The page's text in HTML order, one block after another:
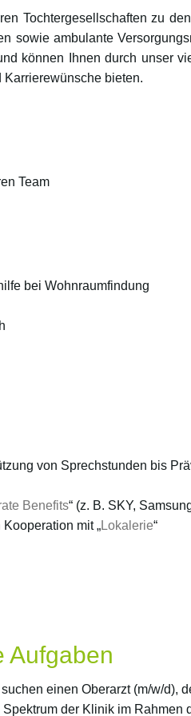
Tochtergesellschaften zu
sowie ambulante
können Ihnen durch unser
bieten.
Team
bei Wohnraumfindung
von Sprechstunden bis
Benefits“ (z. B. SKY,
mit „Lokalerie“
Aufgaben
einen Oberarzt (m/w/d),
Spektrum der Klinik im Rahmen